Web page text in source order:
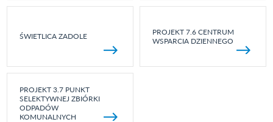
ŚWIETLICA ZADOLE
PROJEKT 7.6 CENTRUM
WSPARCIA DZIENNEGO
PROJEKT 3.7 PUNKT
SELEKTYWNEJ ZBIÓRKI
ODPADÓW
KOMUNALNYCH